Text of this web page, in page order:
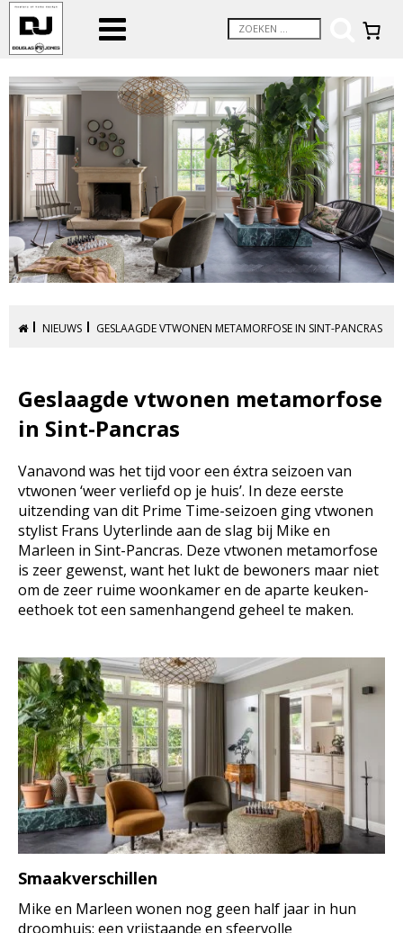
NIEUWS GESLAAGDE VTWONEN METAMORFOSE IN SINT-PANCRAS
Geslaagde vtwonen metamorfose
in Sint-Pancras
Vanavond was het tijd voor een éxtra seizoen van
vtwonen ‘weer verliefd op je huis’. In deze eerste
uitzending van dit Prime Time-seizoen ging vtwonen
stylist Frans Uyterlinde aan de slag bij Mike en
Marleen in Sint-Pancras. Deze vtwonen metamorfose
is zeer gewenst, want het lukt de bewoners maar niet
om de zeer ruime woonkamer en de aparte keuken-
eethoek tot een samenhangend geheel te maken.
Smaakverschillen
Mike en Marleen wonen nog geen half jaar in hun
droomhuis: een vrijstaande en sfeervolle